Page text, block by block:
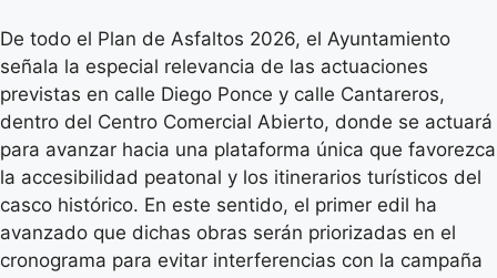
De todo el Plan de Asfaltos 2026, el Ayuntamiento
señala la especial relevancia de las actuaciones
previstas en calle Diego Ponce y calle Cantareros,
dentro del Centro Comercial Abierto, donde se actuará
para avanzar hacia una plataforma única que favorezca
la accesibilidad peatonal y los itinerarios turísticos del
casco histórico. En este sentido, el primer edil ha
avanzado que dichas obras serán priorizadas en el
cronograma para evitar interferencias con la campaña